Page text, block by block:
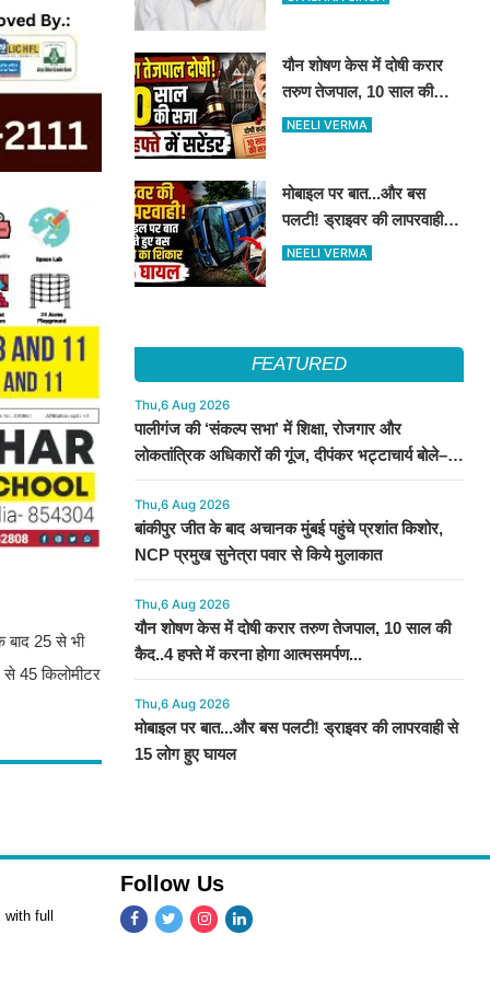
बाद 25 से भी
45 किलोमीटर
यौन शोषण केस में दोषी करार
तरुण तेजपाल, 10 साल की
कैद..4 हफ्ते में करना होगा
NEELI VERMA
मोबाइल पर बात...और बस
पलटी! ड्राइवर की लापरवाही से
15 लोग हुए घायल
NEELI VERMA
FEATURED
Thu,6 Aug 2026
पालीगंज की ‘संकल्प सभा’ में शिक्षा, रोजगार और
लोकतांत्रिक अधिकारों की गूंज, दीपंकर भट्टाचार्य बोले–
युवाओं के संघर्ष के साथ है माले
Thu,6 Aug 2026
बांकीपुर जीत के बाद अचानक मुंबई पहुंचे प्रशांत किशोर,
NCP प्रमुख सुनेत्रा पवार से किये मुलाकात
Thu,6 Aug 2026
यौन शोषण केस में दोषी करार तरुण तेजपाल, 10 साल की
कैद..4 हफ्ते में करना होगा आत्मसमर्पण...
Thu,6 Aug 2026
मोबाइल पर बात...और बस पलटी! ड्राइवर की लापरवाही से
15 लोग हुए घायल
full
Follow Us